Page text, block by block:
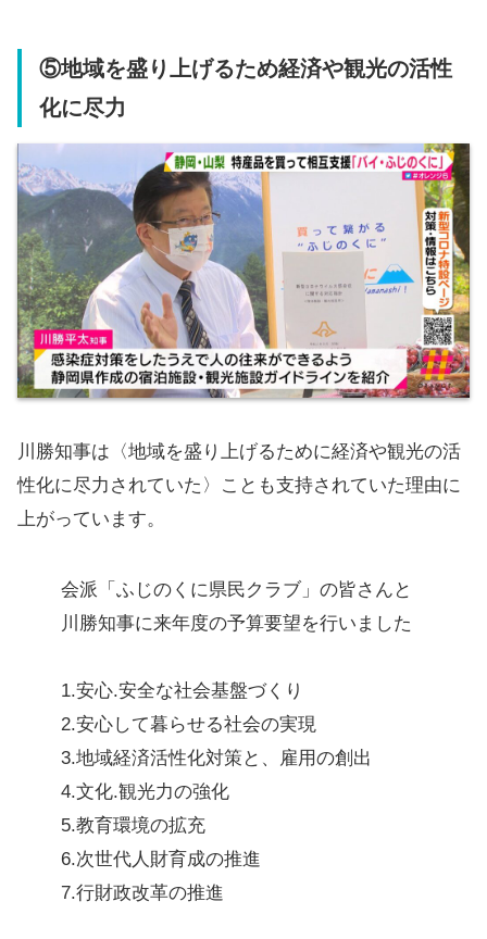
⑤地域を盛り上げるため経済や観光の活性
化に尽力
川勝知事は〈地域を盛り上げるために経済や観光の活
性化に尽力されていた〉ことも支持されていた理由に
上がっています。
会派「ふじのくに県民クラブ」の皆さんと
川勝知事に来年度の予算要望を行いました
1.安心.安全な社会基盤づくり
2.安心して暮らせる社会の実現
3.地域経済活性化対策と、雇用の創出
4.文化.観光力の強化
5.教育環境の拡充
6.次世代人財育成の推進
7.行財政改革の推進